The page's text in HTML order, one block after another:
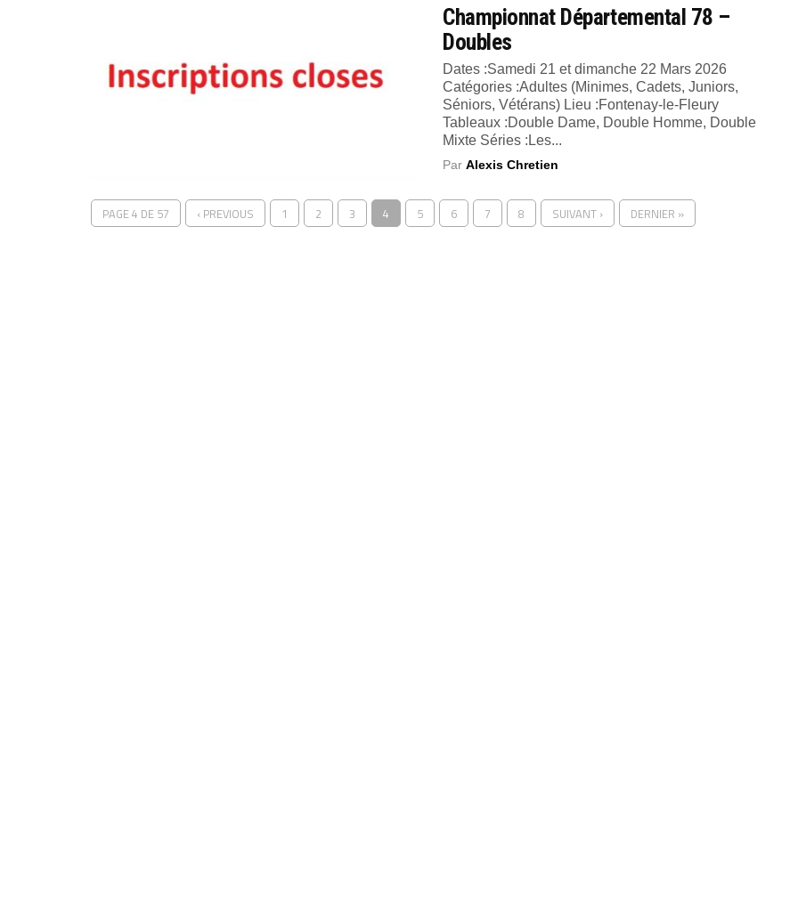
Championnat Départemental 78 –
Doubles
Dates :Samedi 21 et dimanche 22 Mars 2026
Catégories :Adultes (Minimes, Cadets, Juniors,
Séniors, Vétérans) Lieu :Fontenay-le-Fleury
Tableaux :Double Dame, Double Homme, Double
Mixte Séries :Les...
ParAlexis Chretien
PAGE 4 DE 57 ‹ PREVIOUS 1 2 3 4 5 6 7 8 SUIVANT › DERNIER »